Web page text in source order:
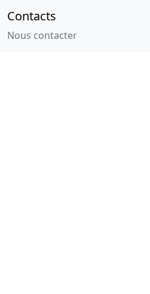
Contacts
Nous contacter